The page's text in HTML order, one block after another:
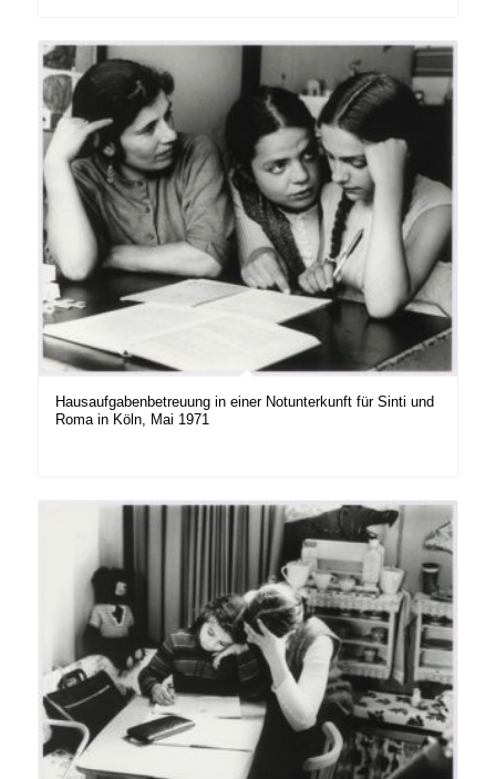
Hausaufgabenbetreuung in einer Notunterkunft für Sinti und
Roma in Köln, Mai 1971